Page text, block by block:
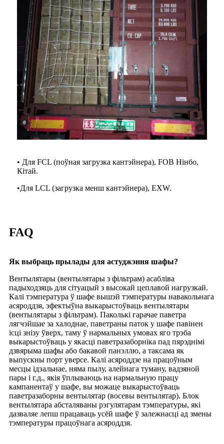
• Для FCL (поўная загрузка кантэйнера), FOB Нінбо,
Кітай.
•Для LCL (загрузка менш кантэйнера), EXW.
FAQ
Як выбраць прылады для астуджэння шафы?
Вентылятары (вентылятары з фільтрам) асабліва
падыходзяць для сітуацый з высокай цеплавой нагрузкай.
Калі тэмпература ў шафе вышэй тэмпературы навакольнага
асяроддзя, эфектыўна выкарыстоўваць вентылятары
(вентылятары з фільтрам). Паколькі гарачае паветра
лягчэйшае за халоднае, паветраны паток у шафе павінен
ісці знізу ўверх, таму ў нармальных умовах яго трэба
выкарыстоўваць у якасці паветразаборніка пад пярэднімі
дзвярыма шафы або бакавой панэллю, а таксама як
выпускны порт уверсе. Калі асяроддзе на працоўным
месцы ідэальнае, няма пылу, алейнага туману, вадзяной
пары і г.д., якія ўплываюць на нармальную працу
кампанентаў у шафе, вы можаце выкарыстоўваць
паветразаборны вентылятар (восевы вентылятар). Блок
вентылятара абсталяваны рэгулятарам тэмпературы, які
дазваляе лепш працаваць усёй шафе ў залежнасці ад змены
тэмпературы працоўнага асяроддзя.